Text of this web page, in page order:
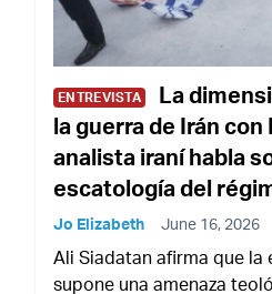
ENTREVISTA
La
la guerra de Irán con
analista iraní habla
escatología del
Jo Elizabeth June 16, 2026
Ali Siadatan afirma que la
supone una amenaza